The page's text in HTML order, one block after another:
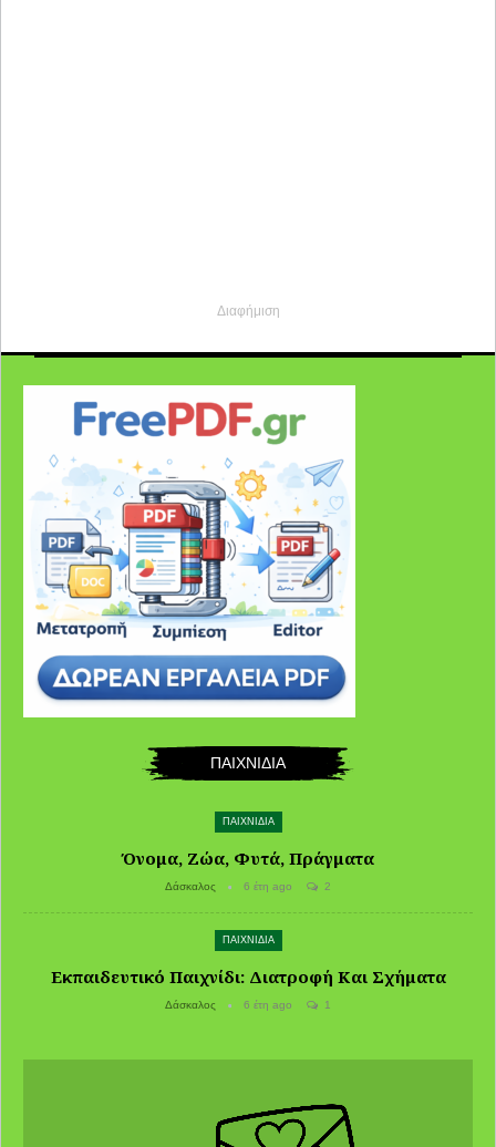
Διαφήμιση
ΠΑΙΧΝΙΔΙΑ
ΠΑΙΧΝΙΔΙΑ
Όνομα, Ζώα, Φυτά, Πράγματα
Δάσκαλος 6 έτη ago 2
ΠΑΙΧΝΙΔΙΑ
Εκπαιδευτικό Παιχνίδι: Διατροφή Και Σχήματα
Δάσκαλος 6 έτη ago 1